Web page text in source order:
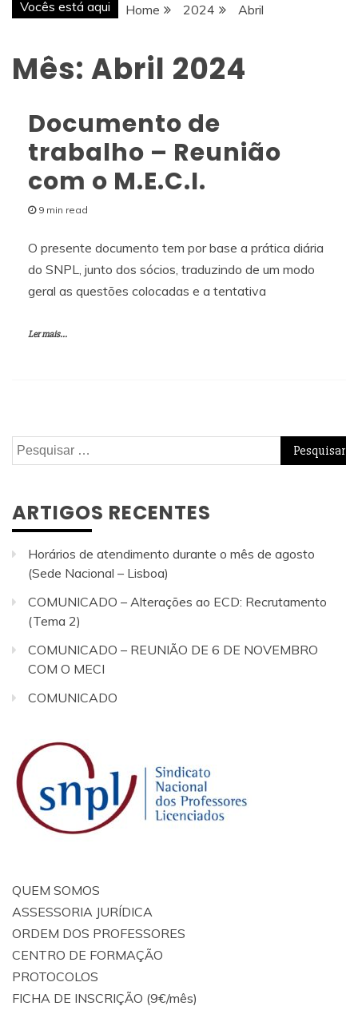
Vocês está aqui Home 2024 Abril
Mês: Abril 2024
Documento de
trabalho – Reunião
com o M.E.C.I.
9 min read
O presente documento tem por base a prática diária
do SNPL, junto dos sócios, traduzindo de um modo
geral as questões colocadas e a tentativa
Ler mais...
Pesquisar
por:
ARTIGOS RECENTES
Horários de atendimento durante o mês de agosto
(Sede Nacional – Lisboa)
COMUNICADO – Alterações ao ECD: Recrutamento
(Tema 2)
COMUNICADO – REUNIÃO DE 6 DE NOVEMBRO
COM O MECI
COMUNICADO
QUEM SOMOS
ASSESSORIA JURÍDICA
ORDEM DOS PROFESSORES
CENTRO DE FORMAÇÃO
PROTOCOLOS
FICHA DE INSCRIÇÃO (9€/mês)